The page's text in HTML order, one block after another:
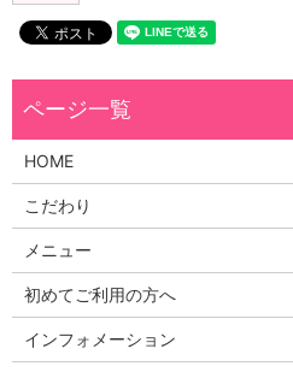
HOME
こだわり
メニュー
初めてご利用の方へ
インフォメーション